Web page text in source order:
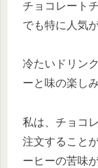
チョコレート
でも特に人気
冷たいドリン
ーと味の楽し
私は、チョコ
注文すること
ーヒーの苦味